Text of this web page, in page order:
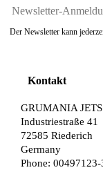
Der Newsletter kann
Kontakt
GRUMANIA JETS
Industriestraße 41
72585 Riederich
Germany
Phone: